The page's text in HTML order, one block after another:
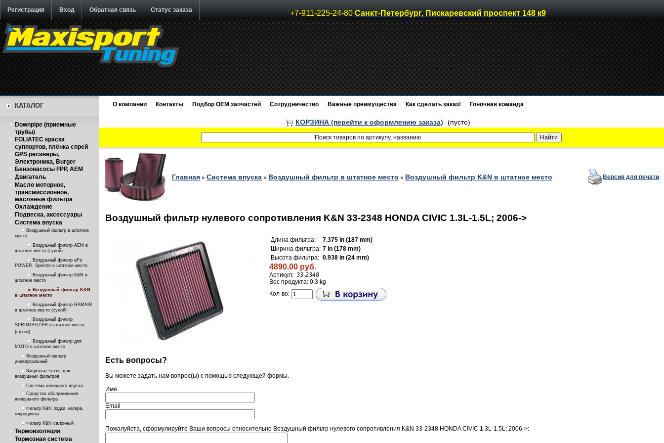
Регистрация Вход Обратная связь Статус заказа +7-911-225-24-80 Санкт-Петербург, Пискаревский проспект 148 к9
КАТАЛОГ
Downpipe (приемные
трубы)
FOLIATEC краска
суппортов, плёнка спрей
GPS ресиверы,
Электроника, Burger
Бензонасосы FPP, AEM
Двигатель
Масло моторное,
трансмиссионное,
масляные фильтра
Охлаждение
Подвеска, аксессуары
Система впуска
Воздушный фильтр в штатное
место
Воздушный фильтр AEM в
штатное место (сухой)
Воздушный фильтр aFe
POWER, Spectre в штатное место
Воздушный фильтр K&N в
штатное место
Воздушный фильтр K&N
в штатное место
Воздушный фильтр RAMAIR
в штатное место (сухой)
Воздушный фильтр
SPRINTFILTER в штатное место
(сухой)
Воздушный фильтр для
МОТО в штатное место
Воздушный фильтр
универсальный
Защитные чехлы для
воздушных фильтров
Система холодного впуска
Средства обслуживания
воздушного фильтра
Фильтр K&N лодки, катера,
гидроциклы
Фильтр K&N салонный
Термоизоляция
Тормозная система
О компании Контакты Подбор OEM запчастей Сотрудничество Важные преимущества Как сделать заказ! Гоночная команда
КОРЗИНА (перейти к оформлению заказа) (пусто)
Главная » Система впуска » Воздушный фильтр в штатное место » Воздушный фильтр K&N в штатное место Версия для печати
Воздушный фильтр нулевого сопротивления K&N 33-2348 HONDA CIVIC 1.3L-1.5L; 2006->
Длина фильтра:
7.375 in (187 mm)
Ширина фильтра: 7 in (178 mm)
Высота фильтра: 0.938 in (24 mm)
4890.00 руб.
Артикул: 33-2348
Вес продукта: 0.3 kg
Кол-во:
Есть вопросы?
Вы можете задать нам вопрос(ы) с помощью следующей формы.
Имя:
Email
Пожалуйста, сформулируйте Ваши вопросы относительно Воздушный фильтр нулевого сопротивления K&N 33-2348 HONDA CIVIC 1.3L-1.5L; 2006->: